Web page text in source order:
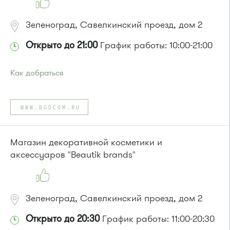
Зеленоград, Савелкинский проезд, дом 2
Открыто до 21:00График работы: 10:00-21:00
Как добраться
Автобусы № 2, 3, 9, 11, 19, 31, 32.
Маршрутка № 409м, 419м
или до остановки"Товары для дома":
Маршрутка № 408м, 419м, 476м
WWW.BGDCOM.RU
Магазин декоративной косметики и
аксессуаров "Beautik brands"
Зеленоград, Савелкинский проезд, дом 2
Открыто до 20:30График работы: 11:00-20:30